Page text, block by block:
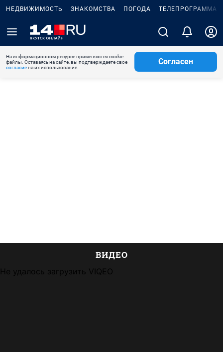
НЕДВИЖИМОСТЬ ЗНАКОМСТВА ПОГОДА ТЕЛЕПРОГРАММА
На информационном ресурсе применяются cookie-
файлы. Оставаясь на сайте, вы подтверждаете свое
согласиена их использование.
Согласен
ВИДЕО
Не удалось загрузить VIQEO